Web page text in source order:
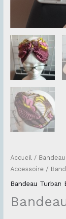
Accueil /
Accessoire /
Bandeau Turban